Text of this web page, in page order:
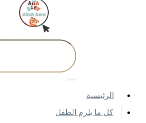
اﻟﺮﺋﻴﺴﻴﺔ
كل ما يلزم الطفل